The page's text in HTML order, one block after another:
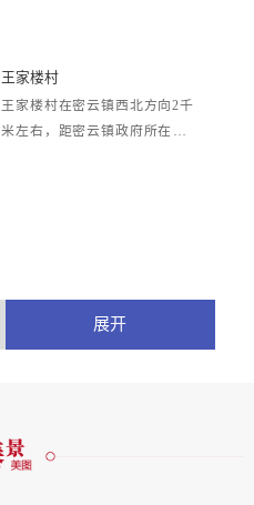
王家楼村
王家楼村在密云镇西北方向2千
米左右，距密云镇政府所在地2
展开